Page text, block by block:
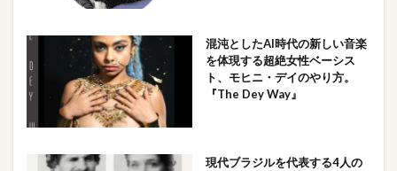
混沌としたAI時代の新しい音楽
を体現する超絶女性ベーシス
ト、モヒニ・デイのやり方。
『The Dey Way』
現代ブラジルを代表する4人の